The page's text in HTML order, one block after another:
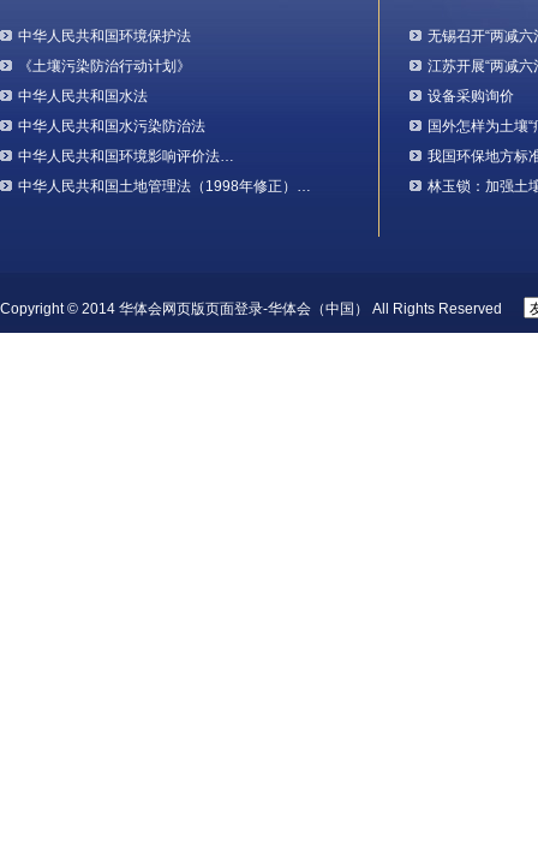
中华人民共和国环境保护法
《土壤污染防治行动计划》
中华人民共和国水法
中华人民共和国水污染防治法
中华人民共和国环境影响评价法…
中华人民共和国土地管理法（1998年修正）…
无锡召开“两减
江苏开展“两减
设备采购询价
国外怎样为土壤“
我国环保地方标
林玉锁：加强土
Copyright © 2014 华体会网页版页面登录-华体会（中国） All Rights Reserved